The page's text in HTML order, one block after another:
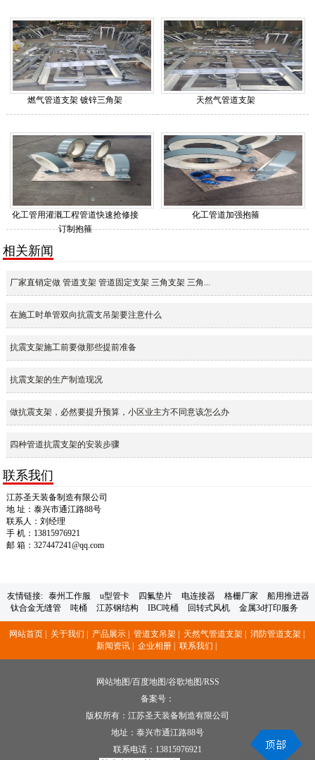
燃气管道支架 镀锌三角架 天然气管道支架
化工管用灌溉工程管道快速抢修接
订制抱箍
化工管道加强抱箍
相关新闻
厂家直销定做 管道支架 管道固定支架 三角支架 三角...
在施工时单管双向抗震支吊架要注意什么
抗震支架施工前要做那些提前准备
抗震支架的生产制造现况
做抗震支架，必然要提升预算，小区业主方不同意该怎么办
四种管道抗震支架的安装步骤
联系我们
江苏圣天装备制造有限公司
地 址：泰兴市通江路88号
联系人：刘经理
手 机：13815976921
邮 箱：327447241@qq.com
友情链接: 泰州工作服 u型管卡 四氟垫片 电连接器 格栅厂家
船用推进器
钛合金无缝管
吨桶 江苏钢结构 IBC吨桶 回转式风机 金属3d打印服务
网站首页 | 关于我们 | 产品展示 | 管道支吊架 | 天然气管道支架 | 消防管道支架 |
新闻资讯 | 企业相册 | 联系我们 |
网站地图/百度地图/谷歌地图/RSS
备案号：
版权所有：江苏圣天装备制造有限公司
地址：泰兴市通江路88号
联系电话： 13815976921